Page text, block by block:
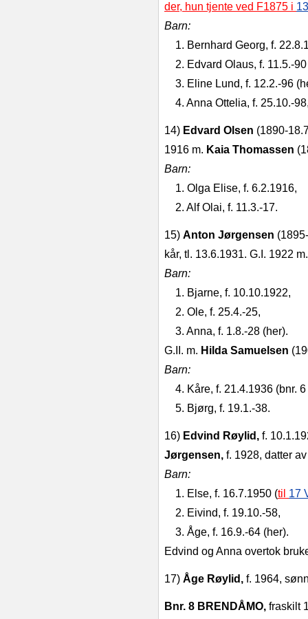
der, hun tjente ved F1875 i
Barn:
1. Bernhard Georg, f.
2. Edvard Olaus, f.
3. Eline Lund, f. 12.2.‑96
4. Anna Ottelia, f.
14) Edvard Olsen
1916 m. Kaia Thomassen
Barn:
1. Olga Elise, f. 6.2.1916,
2. Alf Olai, f. 11.3.‑17.
15) Anton Jørgensen
kår, tl. 13.6.1931. G.I. 1922
Barn:
1. Bjarne, f. 10.10.1922,
2. Ole, f. 25.4.‑25,
3. Anna, f. 1.8.‑28 (her).
G.II. m. Hilda Samuelsen
Barn:
4. Kåre, f. 21.4.1936 (bnr.
5. Bjørg, f. 19.1.‑38.
16) Edvind Røylid, f.
Jørgensen, f. 1928, datter av
Barn:
1. Else, f. 16.7.1950 (til 17
2. Eivind, f. 19.10.‑58,
3. Åge, f. 16.9.‑64 (her).
Edvind og Anna overtok
17) Åge Røylid, f. 1964,
Bnr. 8 BRENDÅMO, fraskilt